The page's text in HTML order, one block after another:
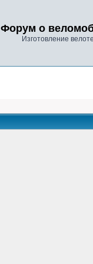
Форум о
Изготовление